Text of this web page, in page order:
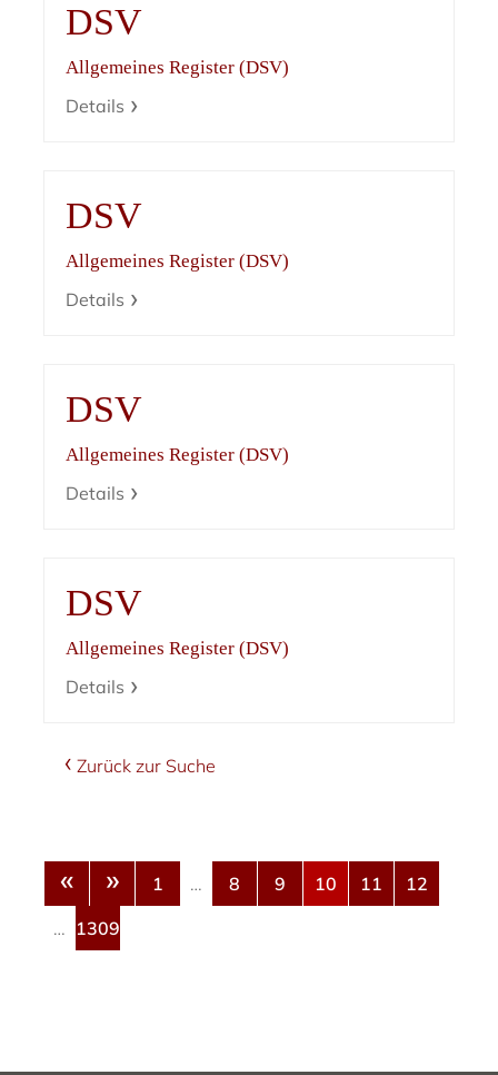
DSV
Allgemeines Register (DSV)
Details
DSV
Allgemeines Register (DSV)
Details
DSV
Allgemeines Register (DSV)
Details
DSV
Allgemeines Register (DSV)
Details
Zurück zur Suche
« » 1 … 8 9 10 11
12
… 1309